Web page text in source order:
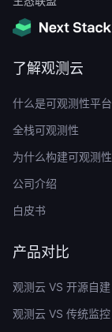
了解观测云
什么是可观测性平台
全栈可观测性
为什么构建可观测性
公司介绍
白皮书
产品对比
观测云 VS 开源自建
观测云 VS 传统监控